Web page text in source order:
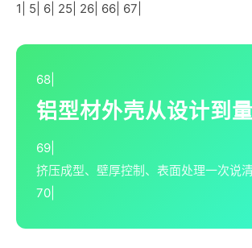
1| 5| 6| 25| 26| 66| 67|
68|
铝型材外壳从设计到
69|
挤压成型、壁厚控制、表面处理一次说
70|